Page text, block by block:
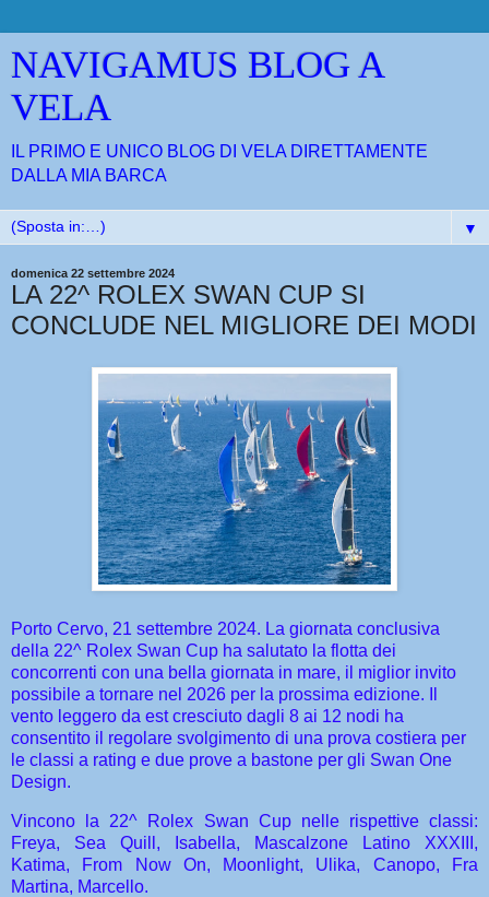
NAVIGAMUS BLOG A
VELA
IL PRIMO E UNICO BLOG DI VELA DIRETTAMENTE
DALLA MIA BARCA
▼
domenica 22 settembre 2024
LA 22^ ROLEX SWAN CUP SI
CONCLUDE NEL MIGLIORE DEI MODI
Porto Cervo, 21 settembre 2024. La giornata conclusiva
della 22^ Rolex Swan Cup ha salutato la flotta dei
concorrenti con una bella giornata in mare, il miglior invito
possibile a tornare nel 2026 per la prossima edizione. Il
vento leggero da est cresciuto dagli 8 ai 12 nodi ha
consentito il regolare svolgimento di una prova costiera per
le classi a rating e due prove a bastone per gli Swan One
Design.
Vincono la 22^ Rolex Swan Cup nelle rispettive classi:
Freya, Sea Quill, Isabella, Mascalzone Latino XXXIII,
Katima, From Now On, Moonlight, Ulika, Canopo, Fra
Martina, Marcello.